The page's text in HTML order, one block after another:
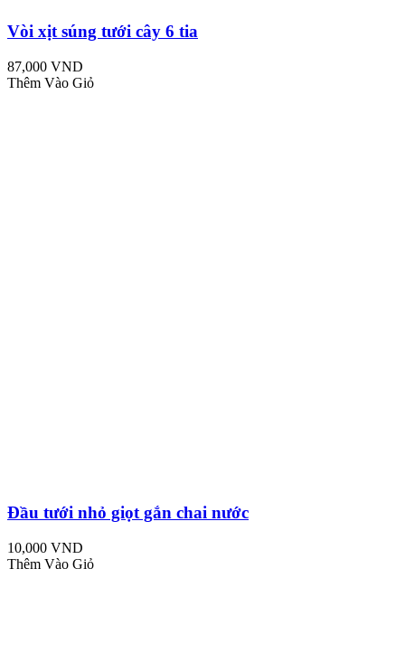
Vòi xịt súng tưới cây 6 tia
87,000 VND
Thêm Vào Giỏ
Đầu tưới nhỏ giọt gắn chai nước
10,000 VND
Thêm Vào Giỏ